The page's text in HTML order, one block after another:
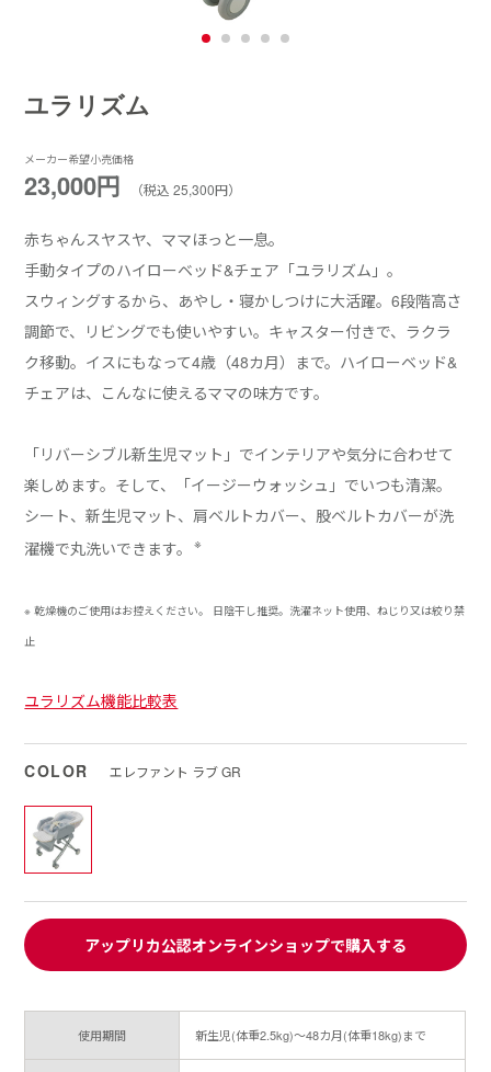
ユラリズム
メーカー希望小売価格
23,000円 （税込 25,300円）
赤ちゃんスヤスヤ、ママほっと一息。
手動タイプのハイローベッド&チェア「ユラリズム」。
スウィングするから、あやし・寝かしつけに大活躍。6段階高さ
調節で、リビングでも使いやすい。キャスター付きで、ラクラ
ク移動。イスにもなって4歳（48カ月）まで。ハイローベッド&
チェアは、こんなに使えるママの味方です。
「リバーシブル新生児マット」でインテリアや気分に合わせて
楽しめます。そして、「イージーウォッシュ」でいつも清潔。
シート、新生児マット、肩ベルトカバー、股ベルトカバーが洗
濯機で丸洗いできます。
※
※ 乾燥機のご使用はお控えください。 日陰干し推奨。洗濯ネット使用、ねじり又は絞り禁
止
ユラリズム機能比較表
COLOR エレファント ラブ GR
アップリカ公認オンラインショップで購入する
使用期間 新生児(体重2.5kg)～48カ月(体重18kg)まで